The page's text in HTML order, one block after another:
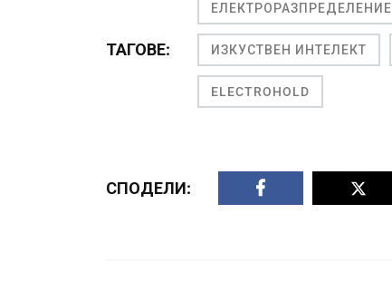
ТАГОВЕ:
ЕЛЕКТРОРАЗПРЕДЕЛЕНИЕ
ИЗКУСТВЕН ИНТЕЛЕКТ
ELECTROHOLD
СПОДЕЛИ: